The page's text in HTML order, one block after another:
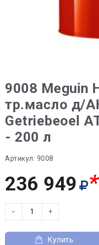
9008 Meguin
тр.масло д/
Getriebeoel
- 200 л
Артикул: 9008
236 949 *
− +
Купить